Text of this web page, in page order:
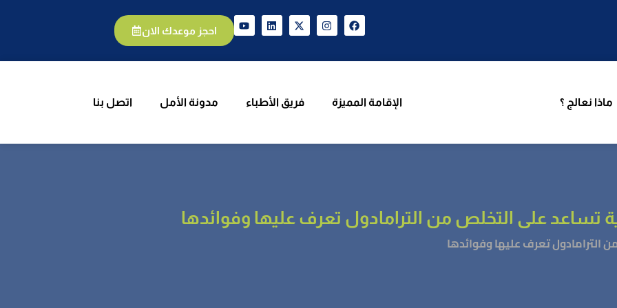
احجز موعدك الان
ماذا نعالج ؟ الإقامة المميزة فريق الأطباء مدونة الأمل اتصل بنا
فريق الأطباء مدونة الأمل اتصل بنا